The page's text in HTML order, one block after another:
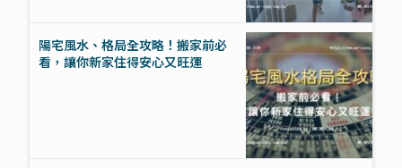
陽宅風水、格局全攻略！搬家前必
看，讓你新家住得安心又旺運